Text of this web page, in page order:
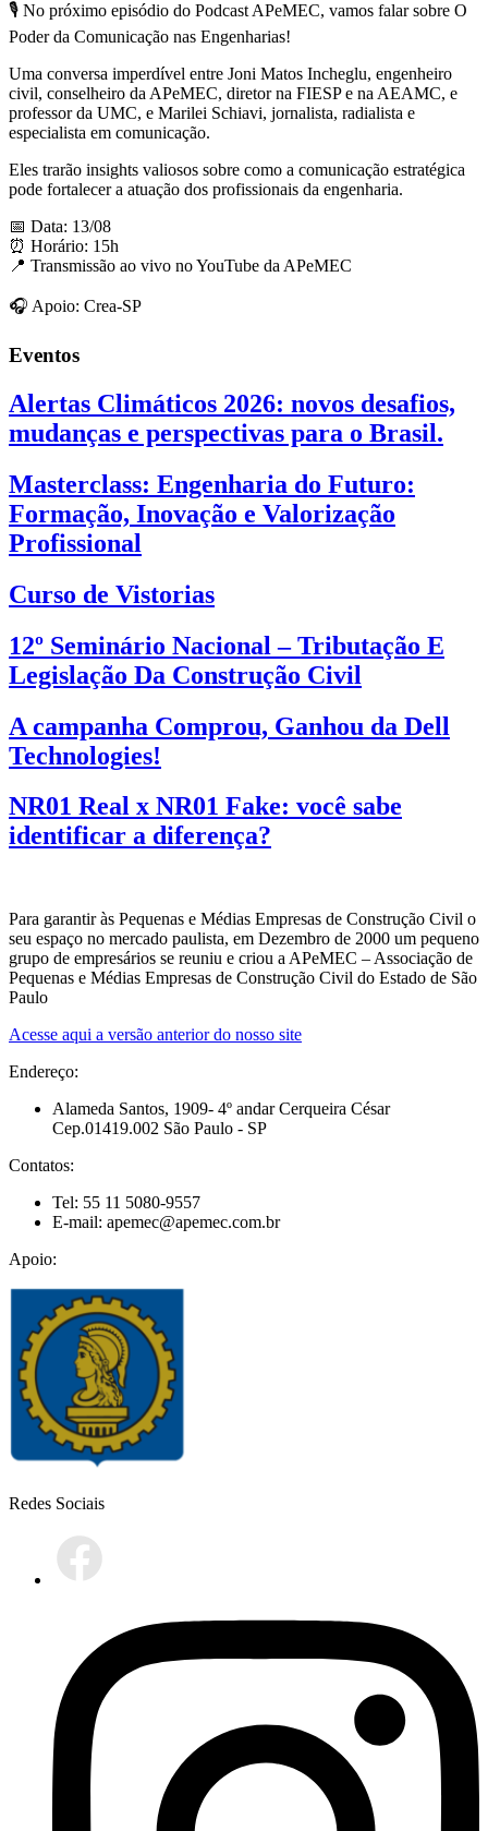
🎙 No próximo episódio do Podcast APeMEC, vamos falar sobre O
Poder da Comunicação nas Engenharias!
Uma conversa imperdível entre Joni Matos Incheglu, engenheiro
civil, conselheiro da APeMEC, diretor na FIESP e na AEAMC, e
professor da UMC, e Marilei Schiavi, jornalista, radialista e
especialista em comunicação.
Eles trarão insights valiosos sobre como a comunicação estratégica
pode fortalecer a atuação dos profissionais da engenharia.
📅 Data: 13/08
⏰ Horário: 15h
📍 Transmissão ao vivo no YouTube da APeMEC
🎧 Apoio: Crea-SP
Eventos
Alertas Climáticos 2026: novos desafios,
mudanças e perspectivas para o Brasil.
Masterclass: Engenharia do Futuro:
Formação, Inovação e Valorização
Profissional
Curso de Vistorias
12º Seminário Nacional – Tributação E
Legislação Da Construção Civil
A campanha Comprou, Ganhou da Dell
Technologies!
NR01 Real x NR01 Fake: você sabe
identificar a diferença?
Para garantir às Pequenas e Médias Empresas de Construção Civil o
seu espaço no mercado paulista, em Dezembro de 2000 um pequeno
grupo de empresários se reuniu e criou a APeMEC – Associação de
Pequenas e Médias Empresas de Construção Civil do Estado de São
Paulo
Acesse aqui a versão anterior do nosso site
Endereço:
Alameda Santos, 1909- 4º andar Cerqueira César
Cep.01419.002 São Paulo - SP
Contatos:
Tel: 55 11 5080-9557
E-mail: apemec@apemec.com.br
Apoio:
Redes Sociais